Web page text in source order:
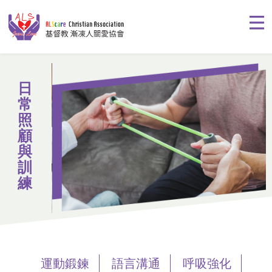
日
常
照
顧
與
訓
練
運動鍛鍊 語言溝通 呼吸強化